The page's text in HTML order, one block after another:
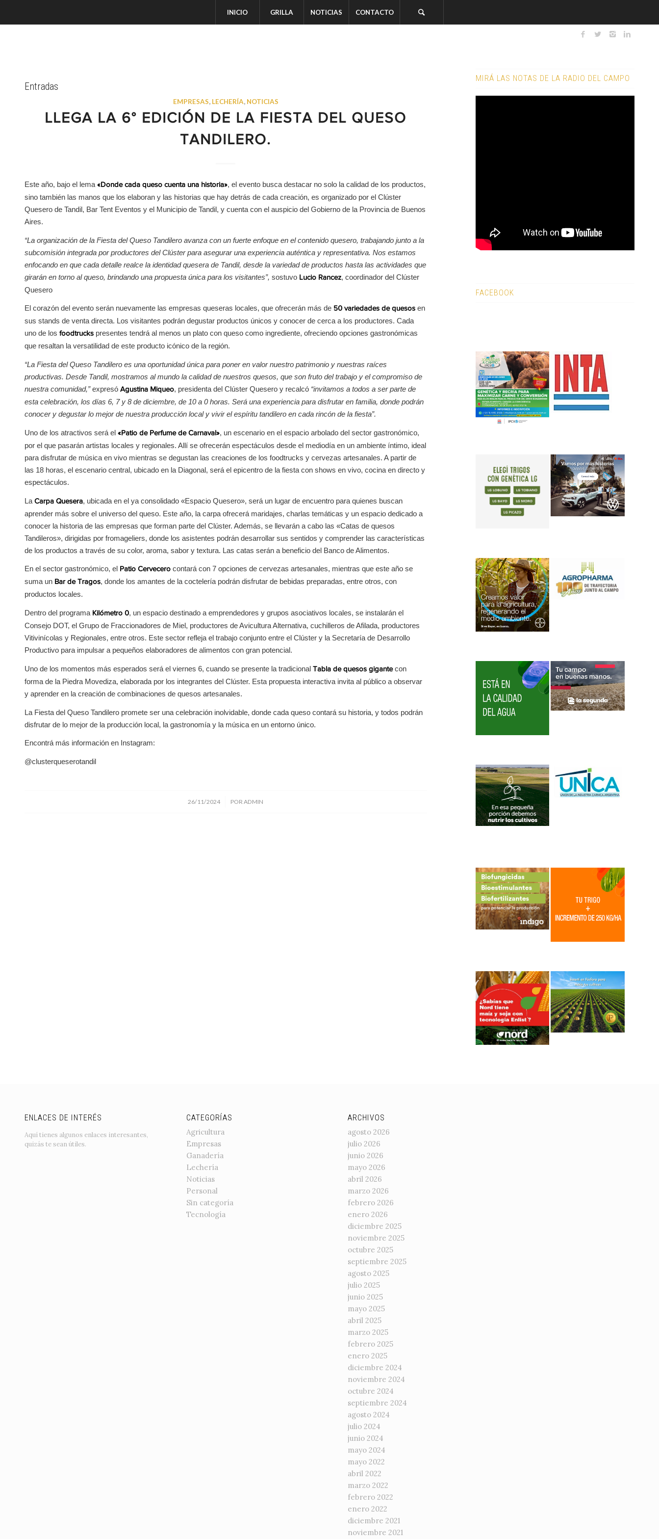
INICIO GRILLA NOTICIAS CONTACTO
Entradas
EMPRESAS, LECHERÍA, NOTICIAS
LLEGA LA 6° EDICIÓN DE LA FIESTA DEL QUESO
TANDILERO.
Este año, bajo el lema «Donde cada queso cuenta una historia», el evento busca destacar no solo la calidad de los productos,
sino también las manos que los elaboran y las historias que hay detrás de cada creación, es organizado por el Clúster
Quesero de Tandil, Bar Tent Eventos y el Municipio de Tandil, y cuenta con el auspicio del Gobierno de la Provincia de Buenos
Aires.
“La organización de la Fiesta del Queso Tandilero avanza con un fuerte enfoque en el contenido quesero, trabajando junto a la
subcomisión integrada por productores del Clúster para asegurar una experiencia auténtica y representativa. Nos estamos
enfocando en que cada detalle realce la identidad quesera de Tandil, desde la variedad de productos hasta las actividades que
girarán en torno al queso, brindando una propuesta única para los visitantes”, sostuvo Lucio Rancez, coordinador del Clúster
Quesero
El corazón del evento serán nuevamente las empresas queseras locales, que ofrecerán más de 50 variedades de quesos en
sus stands de venta directa. Los visitantes podrán degustar productos únicos y conocer de cerca a los productores. Cada
uno de los foodtrucks presentes tendrá al menos un plato con queso como ingrediente, ofreciendo opciones gastronómicas
que resaltan la versatilidad de este producto icónico de la región.
“La Fiesta del Queso Tandilero es una oportunidad única para poner en valor nuestro patrimonio y nuestras raíces
productivas. Desde Tandil, mostramos al mundo la calidad de nuestros quesos, que son fruto del trabajo y el compromiso de
nuestra comunidad,”expresó Agustina Miqueo, presidenta del Clúster Quesero y recalcó “invitamos a todos a ser parte de
esta celebración, los días 6, 7 y 8 de diciembre, de 10 a 0 horas. Será una experiencia para disfrutar en familia, donde podrán
conocer y degustar lo mejor de nuestra producción local y vivir el espíritu tandilero en cada rincón de la fiesta”.
Uno de los atractivos será el «Patio de Perfume de Carnaval», un escenario en el espacio arbolado del sector gastronómico,
por el que pasarán artistas locales y regionales. Allí se ofrecerán espectáculos desde el mediodía en un ambiente íntimo, ideal
para disfrutar de música en vivo mientras se degustan las creaciones de los foodtrucks y cervezas artesanales. A partir de
las 18 horas, el escenario central, ubicado en la Diagonal, será el epicentro de la fiesta con shows en vivo, cocina en directo y
espectáculos.
La Carpa Quesera, ubicada en el ya consolidado «Espacio Quesero», será un lugar de encuentro para quienes buscan
aprender más sobre el universo del queso. Este año, la carpa ofrecerá maridajes, charlas temáticas y un espacio dedicado a
conocer la historia de las empresas que forman parte del Clúster. Además, se llevarán a cabo las «Catas de quesos
Tandileros», dirigidas por fromageliers, donde los asistentes podrán desarrollar sus sentidos y comprender las características
de los productos a través de su color, aroma, sabor y textura. Las catas serán a beneficio del Banco de Alimentos.
En el sector gastronómico, el Patio Cervecero contará con 7 opciones de cervezas artesanales, mientras que este año se
suma un Bar de Tragos, donde los amantes de la coctelería podrán disfrutar de bebidas preparadas, entre otros, con
productos locales.
Dentro del programa Kilómetro 0, un espacio destinado a emprendedores y grupos asociativos locales, se instalarán el
Consejo DOT, el Grupo de Fraccionadores de Miel, productores de Avicultura Alternativa, cuchilleros de Afilada, productores
Vitivinícolas y Regionales, entre otros. Este sector refleja el trabajo conjunto entre el Clúster y la Secretaría de Desarrollo
Productivo para impulsar a pequeños elaboradores de alimentos con gran potencial.
Uno de los momentos más esperados será el viernes 6, cuando se presente la tradicional Tabla de quesos gigantecon
forma de la Piedra Movediza, elaborada por los integrantes del Clúster. Esta propuesta interactiva invita al público a observar
y aprender en la creación de combinaciones de quesos artesanales.
La Fiesta del Queso Tandilero promete ser una celebración inolvidable, donde cada queso contará su historia, y todos podrán
disfrutar de lo mejor de la producción local, la gastronomía y la música en un entorno único.
Encontrá más información en Instagram:
@clusterqueserotandil
26/11/2024
/ PORADMIN
MIRÁ LAS NOTAS DE LA RADIO DEL CAMPO
FACEBOOK
ENLACES DE INTERÉS
Aquí tienes algunos enlaces interesantes,
quizás te sean útiles.
CATEGORÍAS
Agricultura
Empresas
Ganadería
Lechería
Noticias
Personal
Sin categoría
Tecnología
ARCHIVOS
agosto 2026
julio 2026
junio 2026
mayo 2026
abril 2026
marzo 2026
febrero 2026
enero 2026
diciembre 2025
noviembre 2025
octubre 2025
septiembre 2025
agosto 2025
julio 2025
junio 2025
mayo 2025
abril 2025
marzo 2025
febrero 2025
enero 2025
diciembre 2024
noviembre 2024
octubre 2024
septiembre 2024
agosto 2024
julio 2024
junio 2024
mayo 2024
mayo 2022
abril 2022
marzo 2022
febrero 2022
enero 2022
diciembre 2021
noviembre 2021